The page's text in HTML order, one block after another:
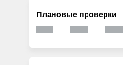
Плановые проверки